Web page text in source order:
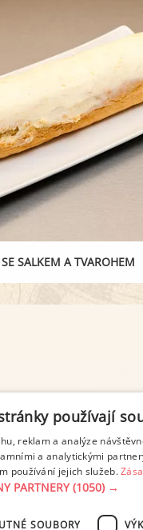
SALKEM A TVAROHEM
používají
reklam a analýze
a analytickými
používání jejich služeb.
PARTNERY(1050) →
SOUBORY